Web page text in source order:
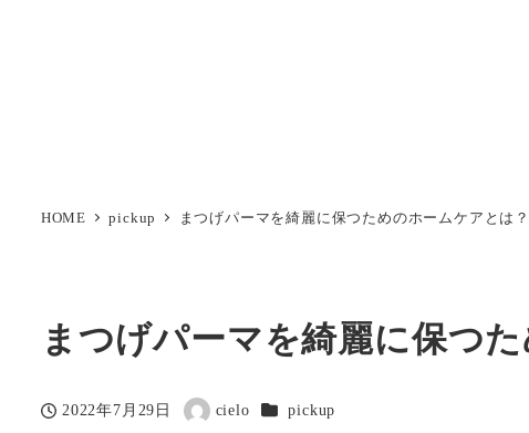
HOME pickup まつげパーマを綺麗に保つためのホームケアとは？
まつげパーマを綺麗に保つ
投稿日
2022年7月29日
著
cielo カテゴリー
pickup